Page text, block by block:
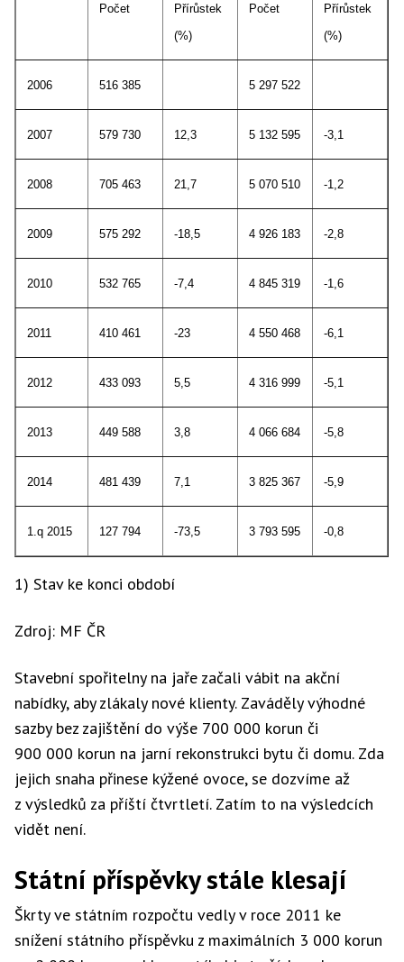
Počet
Přírůstek
(%)
Počet
Přírůstek
(%)
2006 516 385 5 297 522
2007 579 730 12,3 5 132 595 -3,1
2008 705 463 21,7 5 070 510 -1,2
2009 575 292 -18,5 4 926 183 -2,8
2010 532 765 -7,4 4 845 319 -1,6
2011 410 461 -23 4 550 468 -6,1
2012 433 093 5,5 4 316 999 -5,1
2013 449 588 3,8 4 066 684 -5,8
2014 481 439 7,1 3 825 367 -5,9
1.q 2015 127 794 -73,5 3 793 595 -0,8
1) Stav ke konci období
Zdroj: MF ČR
Stavební spořitelny na jaře začali vábit na akční
nabídky, aby zlákaly nové klienty. Zaváděly výhodné
sazby bez zajištění do výše 700 000 korun či
900 000 korun na jarní rekonstrukci bytu či domu. Zda
jejich snaha přinese kýžené ovoce, se dozvíme až
z výsledků za příští čtvrtletí. Zatím to na výsledcích
vidět není.
Státní příspěvky stále klesají
Škrty ve státním rozpočtu vedly v roce 2011 ke
snížení státního příspěvku z maximálních 3 000 korun